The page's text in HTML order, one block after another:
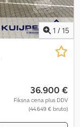
1 / 15
36.900 €
Fiksna cena plus DDV
(44.649 € bruto)